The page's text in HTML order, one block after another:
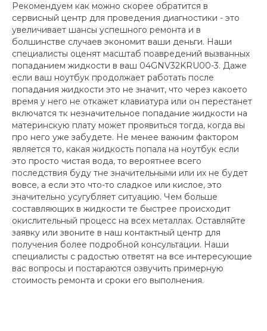
Рекомендуем как можно скорее обратится в
сервисный центр для проведения диагностики - это
увеличивает шансы успешного ремонта и в
болшинстве случаев экономит ваши деньги. Наши
специалисты оценят масштаб поавредений вызванных
попаданием жидкости в ваш 04GNV32KRU00-3. Даже
если ваш ноутбук продолжает работать после
попадания жидкости это не значит, что через какоето
время у него не откажет клавиатура или он перестанет
включатся тк незначительное попадание жидкости на
материнскую плату может проявиться тогда, когда вы
про него уже забудете. Не менее важним фактором
является то, какая жидкость попала на ноутбук если
это просто чистая вода, то вероятнее всего
последствия буду тне значительными или их не будет
вовсе, а если это что-то сладкое или кислое, это
значительно усугубляет ситуацию. Чем больше
составляющих в жидкости те быстрее происходит
окислительный процесс на всех металлах. Оставляйте
заявку или звоните в наш контактный центр для
получения более подробной консультации. Наши
специалисты с радостью ответят на все интересующие
вас вопросы и постараются озвучить примерную
стоимость ремонта и сроки его выполнения.